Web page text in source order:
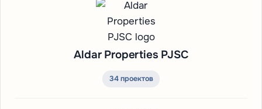
Aldar Properties PJSC
34 проектов